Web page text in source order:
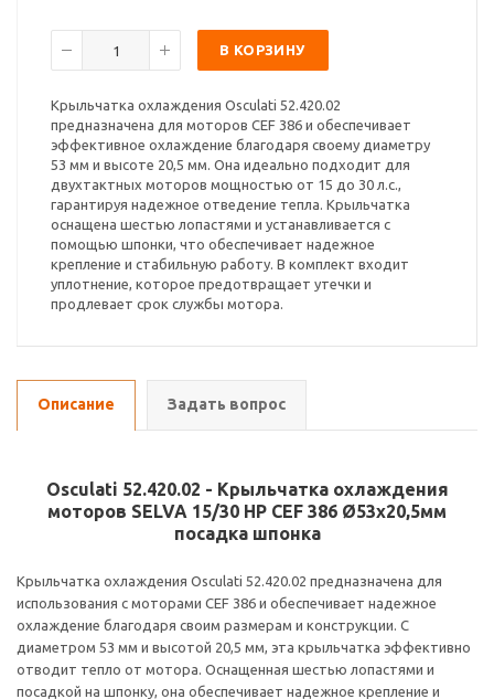
В КОРЗИНУ
Крыльчатка охлаждения Osculati 52.420.02
предназначена для моторов CEF 386 и обеспечивает
эффективное охлаждение благодаря своему диаметру
53 мм и высоте 20,5 мм. Она идеально подходит для
двухтактных моторов мощностью от 15 до 30 л.с.,
гарантируя надежное отведение тепла. Крыльчатка
оснащена шестью лопастями и устанавливается с
помощью шпонки, что обеспечивает надежное
крепление и стабильную работу. В комплект входит
уплотнение, которое предотвращает утечки и
продлевает срок службы мотора.
Описание Задать вопрос
Osculati 52.420.02 - Крыльчатка охлаждения
моторов SELVA 15/30 HP CEF 386 Ø53x20,5мм
посадка шпонка
Крыльчатка охлаждения Osculati 52.420.02 предназначена для
использования с моторами CEF 386 и обеспечивает надежное
охлаждение благодаря своим размерам и конструкции. С
диаметром 53 мм и высотой 20,5 мм, эта крыльчатка эффективно
отводит тепло от мотора. Оснащенная шестью лопастями и
посадкой на шпонку, она обеспечивает надежное крепление и